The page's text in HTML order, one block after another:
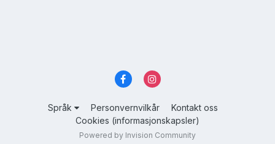
Språk Personvernvilkår
Kontakt oss
Cookies (informasjonskapsler)
Powered by Invision Community